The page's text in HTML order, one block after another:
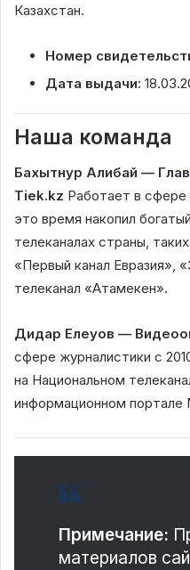
Казахстан.
Номер
Дата выдачи:
Наша команда
Бахытнур Алибай —
Tiek.kz Работает в сфере
это время накопил
телеканалах страны,
«Первый канал Евразия»,
телеканал «Атамекен».
Дидар Елеуов —
сфере журналистики с
на Национальном
информационном портале
Примечание:
материалов